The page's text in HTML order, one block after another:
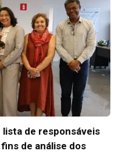
lista de responsáveis
de análise dos